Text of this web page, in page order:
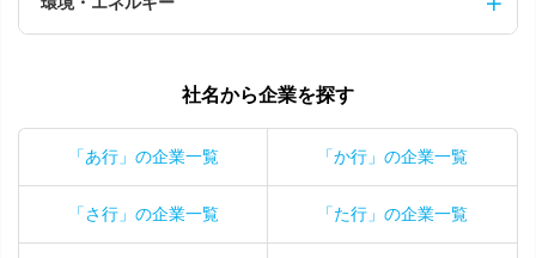
社名から企業を探す
「あ行」の企業一覧 「か行」の企業一覧
「さ行」の企業一覧 「た行」の企業一覧